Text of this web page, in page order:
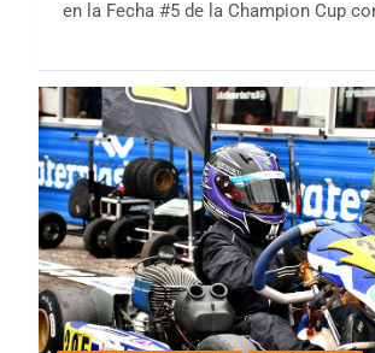
en la Fecha #5 de la Champion Cup